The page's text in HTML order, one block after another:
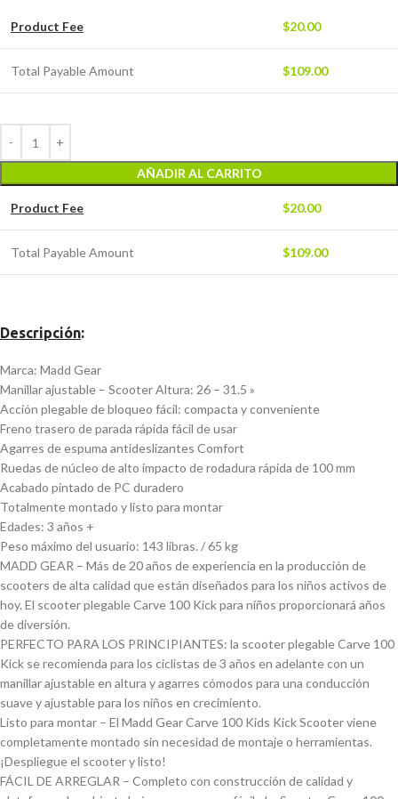
Product Fee $20.00
Total Payable Amount $109.00
AÑADIR AL CARRITO
Product Fee $20.00
Total Payable Amount $109.00
Descripción:
Marca: Madd Gear
Manillar ajustable – Scooter Altura: 26 – 31.5 »
Acción plegable de bloqueo fácil: compacta y conveniente
Freno trasero de parada rápida fácil de usar
Agarres de espuma antideslizantes Comfort
Ruedas de núcleo de alto impacto de rodadura rápida de 100 mm
Acabado pintado de PC duradero
Totalmente montado y listo para montar
Edades: 3 años +
Peso máximo del usuario: 143 libras. / 65 kg
MADD GEAR – Más de 20 años de experiencia en la producción de
scooters de alta calidad que están diseñados para los niños activos de
hoy. El scooter plegable Carve 100 Kick para niños proporcionará años
de diversión.
PERFECTO PARA LOS PRINCIPIANTES: la scooter plegable Carve 100
Kick se recomienda para los ciclistas de 3 años en adelante con un
manillar ajustable en altura y agarres cómodos para una conducción
suave y ajustable para los niños en crecimiento.
Listo para montar – El Madd Gear Carve 100 Kids Kick Scooter viene
completamente montado sin necesidad de montaje o herramientas.
¡Despliegue el scooter y listo!
FÁCIL DE ARREGLAR – Completo con construcción de calidad y